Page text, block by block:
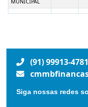
(91) 99913-4781
Siga nossas redes